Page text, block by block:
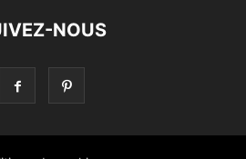
NOUS